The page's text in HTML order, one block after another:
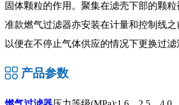
固体颗粒的作用。聚集在滤壳下部的颗
准款燃气过滤器亦安装在计量和控制线之
以便在不停止气体供应的情况下更换过滤
产品参数